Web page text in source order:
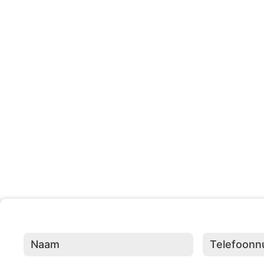
Telefoonnummer